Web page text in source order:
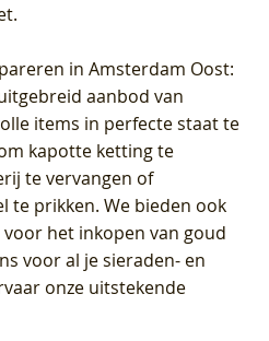
in Amsterdam Oost:
aanbod van
items in perfecte staat te
kapotte ketting te
te vervangen of
te prikken. We bieden ook
het inkopen van goud
voor al je sieraden- en
onze uitstekende